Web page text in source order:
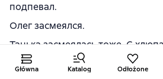
Główna Katalog Odłożone
подпевал.
Олег засмеялся.
Танька засмеялась тоже. С
комкая воздух при каждом вдохе.